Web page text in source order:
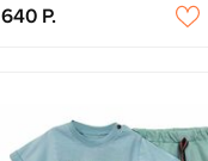
640